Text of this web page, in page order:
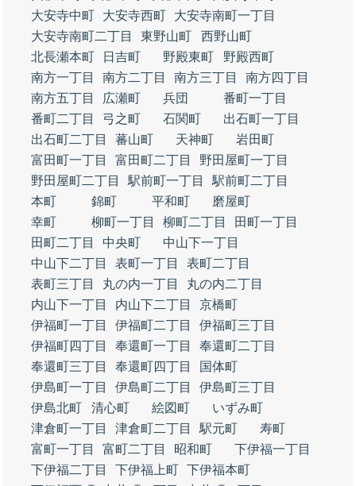
大安寺中町
大安寺西町
大安寺南町一丁目
大安寺南町二丁目
東野山町
西野山町
北長瀬本町
日吉町 野殿東町
野殿西町
南方一丁目
南方二丁目 南方三丁目
南方四丁目
南方五丁目
広瀬町 兵団
番町一丁目
番町二丁目
弓之町 石関町
出石町一丁目
出石町二丁目
蕃山町 天神町
岩田町
富田町一丁目
富田町二丁目
野田屋町一丁目
野田屋町二丁目
駅前町一丁目
駅前町二丁目
本町
錦町 平和町
磨屋町
幸町
柳町一丁目 柳町二丁目
田町一丁目
田町二丁目
中央町
中山下一丁目
中山下二丁目
表町一丁目
表町二丁目
表町三丁目
丸の内一丁目
丸の内二丁目
内山下一丁目
内山下二丁目
京橋町
伊福町一丁目
伊福町二丁目
伊福町三丁目
伊福町四丁目
奉還町一丁目
奉還町二丁目
奉還町三丁目
奉還町四丁目
国体町
伊島町一丁目
伊島町二丁目
伊島町三丁目
伊島北町
清心町 絵図町
いずみ町
津倉町一丁目
津倉町二丁目 駅元町
寿町
富町一丁目
富町二丁目 昭和町
下伊福一丁目
下伊福二丁目
下伊福上町 下伊福本町